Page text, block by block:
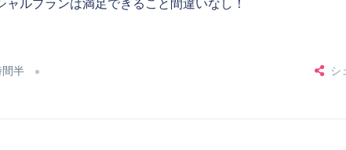
ルプランは満足できること間違いなし！
間半 シ